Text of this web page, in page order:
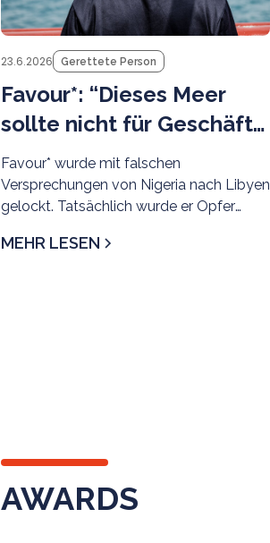
23.6.2026 Gerettete Person
Favour*: “Dieses Meer
sollte nicht für Geschäfte
benutzt werden.”
Favour* wurde mit falschen
Versprechungen von Nigeria nach Libyen
gelockt. Tatsächlich wurde er Opfer
MEHR LESEN
AWARDS